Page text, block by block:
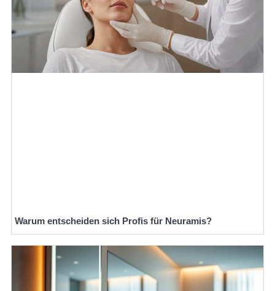
Warum entscheiden sich Profis für Neuramis?